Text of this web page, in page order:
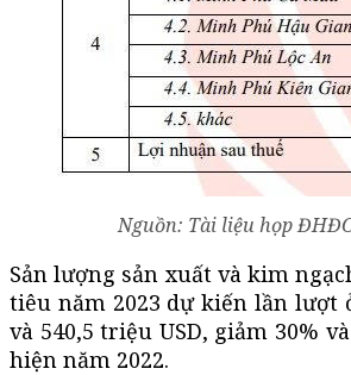
Nguồn: Tài liệu họp
Sản lượng sản xuất và kim
tiêu năm 2023 dự kiến lần lượt
và 540,5 triệu USD, giảm 30%
hiện năm 2022.